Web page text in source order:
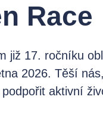
Race
již 17. ročníku
2026. Těší
aktivní